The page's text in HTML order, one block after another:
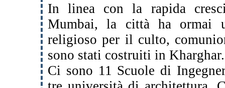
In linea con la rapida
Mumbai, la città ha ormai
religioso per il culto,
sono stati costruiti in
Ci sono 11 Scuole di